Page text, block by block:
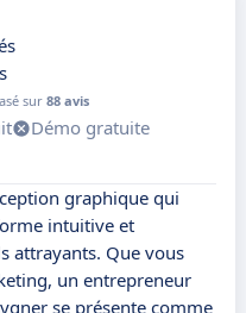
sur 88 avis
Démo gratuite
graphique qui
intuitive et
attrayants. Que vous
un entrepreneur
se présente comme